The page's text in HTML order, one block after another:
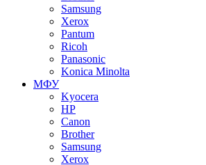
Samsung
Xerox
Pantum
Ricoh
Panasonic
Konica Minolta
МФУ
Kyocera
HP
Canon
Brother
Samsung
Xerox